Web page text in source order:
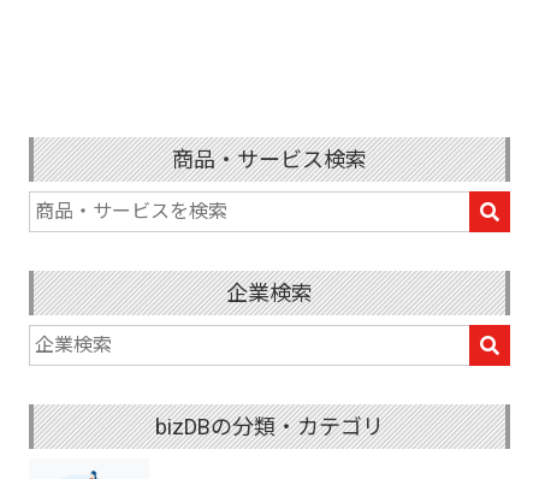
商品・サービス検索
企業検索
bizDBの分類・カテゴリ